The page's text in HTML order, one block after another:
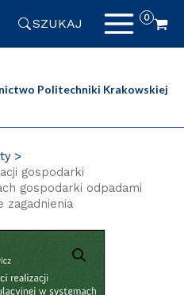
SZUKAJ
Politechniki Krakowskiej
gospodarki
gospodarki odpadami
zagadnienia